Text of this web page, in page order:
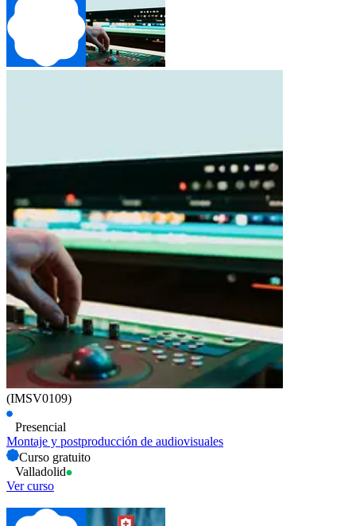
(IMSV0109)
Presencial
Montaje y postproducción de audiovisuales
Curso gratuito
Valladolid
Ver curso